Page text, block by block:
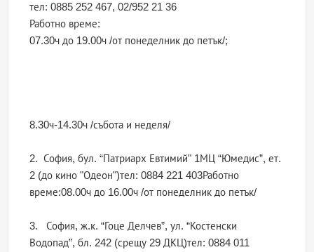
тел: 0885 252 467, 02/952 21 36
Работно време:
07.30ч до 19.00ч /от понеделник до петък/;
8.30ч-14.30ч /събота и неделя/
2. София, бул. “Патриарх Евтимий" 1МЦ “Юмедис”, ет.
2 (до кино "Одеон")тел: 0884 221 403Работно
време:08.00ч до 16.00ч /от понеделник до петък/
3. София, ж.к. “Гоце Делчев”, ул. “Костенски
Водопад”, бл. 242 (срещу 29 ДКЦ)тел: 0884 011